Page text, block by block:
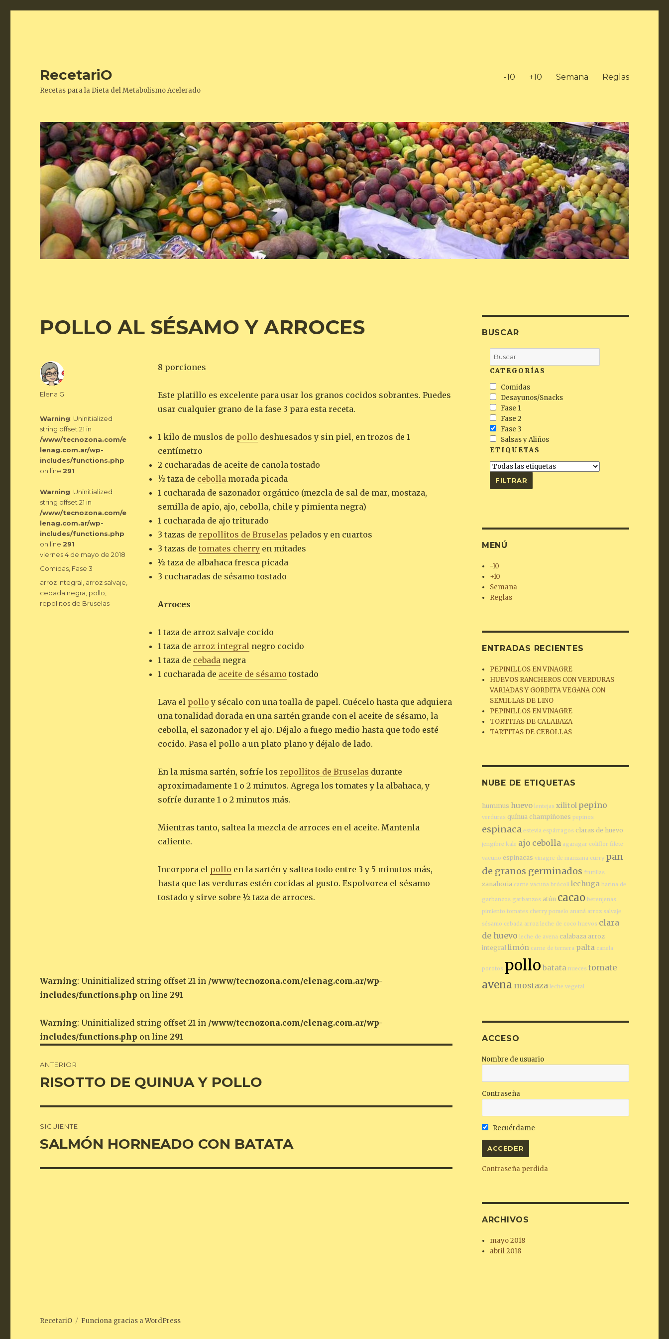
RecetariO
Recetas para la Dieta del Metabolismo Acelerado
-10 +10 Semana Reglas
POLLO AL SÉSAMO Y ARROCES
8 porciones
Este platillo es excelente para usar los granos cocidos sobrantes. Puedes
usar cualquier grano de la fase 3 para esta receta.
1 kilo de muslos de pollo deshuesados y sin piel, en trozos de 1
centímetro
2 cucharadas de aceite de canola tostado
½ taza de cebollamorada picada
1 cucharada de sazonador orgánico (mezcla de sal de mar, mostaza,
semilla de apio, ajo, cebolla, chile y pimienta negra)
1 cucharada de ajo triturado
3 tazas de repollitos de Bruselas pelados y en cuartos
3 tazas de tomates cherryen mitades
½ taza de albahaca fresca picada
3 cucharadas de sésamo tostado
Arroces
1 taza de arroz salvaje cocido
1 taza de arroz integralnegro cocido
1 taza de cebadanegra
1 cucharada de aceite de sésamo tostado
Lava el pollo y sécalo con una toalla de papel. Cuécelo hasta que adquiera
una tonalidad dorada en una sartén grande con el aceite de sésamo, la
cebolla, el sazonador y el ajo. Déjalo a fuego medio hasta que todo esté
cocido. Pasa el pollo a un plato plano y déjalo de lado.
En la misma sartén, sofríe los repollitos de Bruselas durante
aproximadamente 1 o 2 minutos. Agrega los tomates y la albahaca, y
sofríe durante 1 o 2 minutos más.
Mientras tanto, saltea la mezcla de arroces en el aceite. Mantenla
caliente.
Incorpora el pollo en la sartén y saltea todo entre 3 y 5 minutos más,
hasta que las verduras estén cocidas al gusto. Espolvorea el sésamo
tostado y sirve sobre ½ taza de arroces.
Autor
Elena G
Warning: Uninitialized
string offset 21 in
/www/tecnozona.com/e
lenag.com.ar/wp-
includes/functions.php
on line 291
Warning: Uninitialized
string offset 21 in
/www/tecnozona.com/e
lenag.com.ar/wp-
includes/functions.php
on line 291
Publicado
viernes 4 de mayo de 2018
Categorías
Comidas Fase 3
Etiquetas
arroz integral arroz salvaje
cebada negra pollo
repollitos de Bruselas
Warning: Uninitialized string offset 21 in /www/tecnozona.com/elenag.com.ar/wp-
includes/functions.php on line291
Warning: Uninitialized string offset 21 in /www/tecnozona.com/elenag.com.ar/wp-
includes/functions.php on line291
de
ANTERIOR
Entrada
RISOTTO DE QUINUA Y POLLO
SIGUIENTE
Entrada
SALMÓN HORNEADO CON BATATA
BUSCAR
CATEGORÍAS
Comidas
Desayunos/Snacks
Fase 1
Fase 2
Fase 3
Salsas y Aliños
ETIQUETAS
MENÚ
-10
+10
Semana
Reglas
ENTRADAS RECIENTES
PEPINILLOS EN VINAGRE
HUEVOS RANCHEROS CON VERDURAS
VARIADAS Y GORDITA VEGANA CON
SEMILLAS DE LINO
PEPINILLOS EN VINAGRE
TORTITAS DE CALABAZA
TARTITAS DE CEBOLLAS
NUBE DE ETIQUETAS
hummus huevo lentejas xilitol pepino
verduras quínua champiñones pepinos
espinaca estevia espárragos claras de huevo
jengibre kale ajo cebolla agaragar coliflor filete
vacuno espinacas vinagre de manzana curry pan
de granos germinados frutillas
zanahoria carne vacuna brócoli lechuga harina de
garbanzos garbanzos atún cacao berenjenas
pimiento tomates cherry pomelo ananá arroz salvaje
sésamo cebada arroz leche de coco huevos clara
de huevo leche de avena calabaza arroz
integral limón carne de ternera palta canela
porotos pollo batata nueces tomate
avena mostaza leche vegetal
ACCESO
Nombre de usuario
Contraseña
Recuérdame
Contraseña perdida
ARCHIVOS
mayo 2018
abril 2018
RecetariO Funciona gracias a WordPress